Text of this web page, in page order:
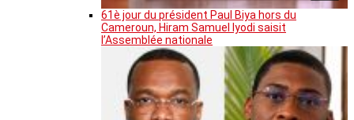
61è jour du président Paul Biya hors du
Cameroun, Hiram Samuel Iyodi saisit
l’Assemblée nationale